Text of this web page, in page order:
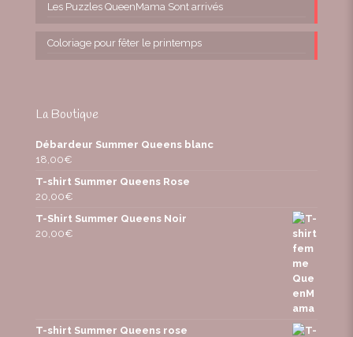
Les Puzzles QueenMama Sont arrivés
Coloriage pour fêter le printemps
La Boutique
Débardeur Summer Queens blanc
18,00€
T-shirt Summer Queens Rose
20,00€
T-Shirt Summer Queens Noir
20,00€
T-shirt Summer Queens rose